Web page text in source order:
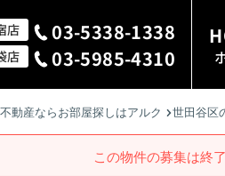
店 03-5338-1338
店 03-5985-4310
動産ならお部屋探しはアルク 世田谷区
この物件の募集は終